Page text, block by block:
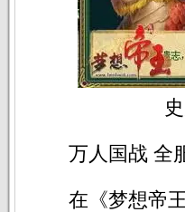
万人国战 全
在《梦想帝王